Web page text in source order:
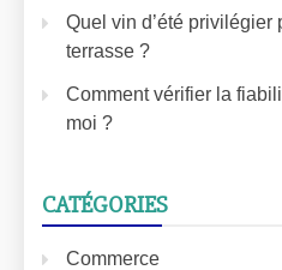
Quel vin d’été privilégier
terrasse ?
Comment vérifier la
moi ?
CATÉGORIES
Commerce